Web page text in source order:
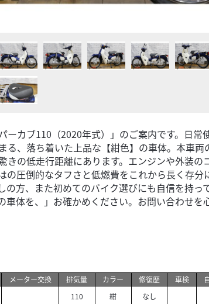
ーカブ110（2020年式）」のご案内です。日常
る、落ち着いた上品な【紺色】の車体。本車両
きの低走行距離にあります。エンジンや外装の
の圧倒的なタフさと低燃費をこれから長く存分
の方、また初めてのバイク選びにも自信を持っ
車体を、」お確かめください。お問い合わせを
メーター交換
排気量
110
カラー
紺
修復歴
なし
車検